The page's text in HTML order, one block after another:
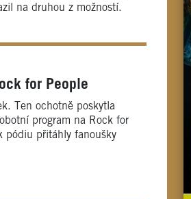
na druhou z možností.
for People
Ten ochotně poskytla
program na Rock for
pódiu přitáhly fanoušky